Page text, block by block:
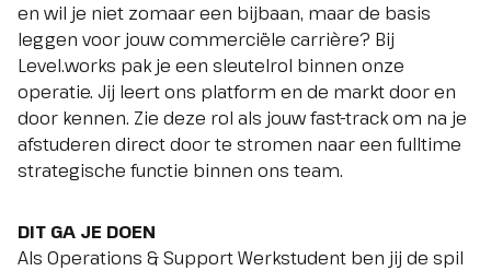
en wil je niet zomaar een bijbaan, maar de basis
leggen voor jouw commerciële carrière? Bij
Level.works pak je een sleutelrol binnen onze
operatie. Jij leert ons platform en de markt door en
door kennen. Zie deze rol als jouw fast-track om na je
afstuderen direct door te stromen naar een fulltime
strategische functie binnen ons team.
DIT GA JE DOEN
Als Operations & Support Werkstudent ben jij de spil